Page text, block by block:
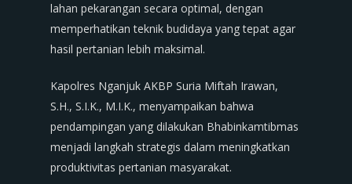
lahan pekarangan secara optimal, dengan
memperhatikan teknik budidaya yang tepat agar
hasil pertanian lebih maksimal.
Kapolres Nganjuk AKBP Suria Miftah Irawan,
S.H., S.I.K., M.I.K., menyampaikan bahwa
pendampingan yang dilakukan Bhabinkamtibmas
menjadi langkah strategis dalam meningkatkan
produktivitas pertanian masyarakat.